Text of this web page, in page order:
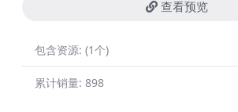
查看预览
包含资源: (1个)
累计销量: 898